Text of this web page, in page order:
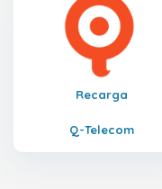
Recarga
Q-Telecom